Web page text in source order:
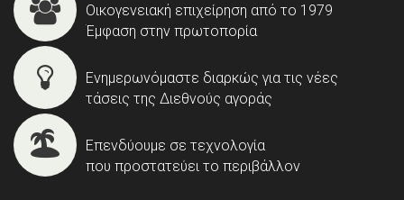
Οικογενειακή επιχείρηση από το 1979
Έμφαση στην πρωτοπορία
Ενημερωνόμαστε διαρκώς για τις νέες
τάσεις της Διεθνούς αγοράς
Επενδύουμε σε τεχνολογία
που προστατεύει το περιβάλλον